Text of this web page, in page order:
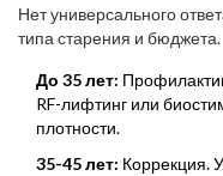
Нет универсального
типа старения и бюджета.
До 35 лет:
RF-лифтинг или
плотности.
35-45 лет: Коррекция.